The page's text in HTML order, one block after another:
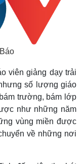
viên giảng dạy trải
số lượng giáo
trường, bám lớp
như những năm
vùng miền được
về những nơi